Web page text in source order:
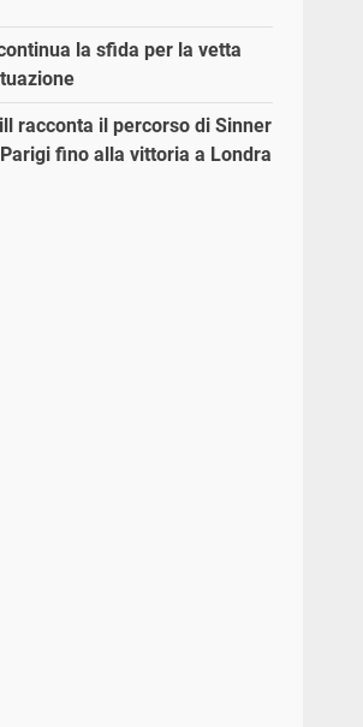
la sfida per la vetta
racconta il percorso di Sinner
fino alla vittoria a Londra